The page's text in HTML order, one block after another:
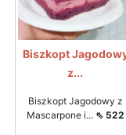
Biszkopt
z...
Biszkopt Jagodowy z
Mascarpone i... ⇖ 522